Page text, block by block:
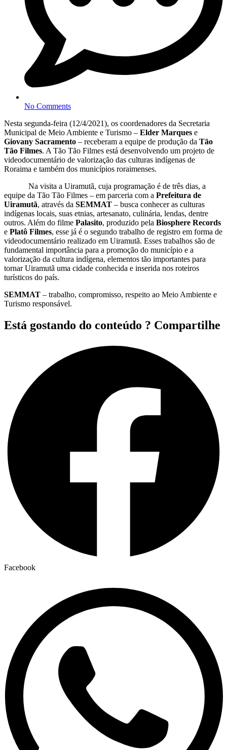
No Comments
Nesta segunda-feira (12/4/2021), os coordenadores da Secretaria
Municipal de Meio Ambiente e Turismo – Elder Marques e
Giovany Sacramento – receberam a equipe de produção da Tão
Tão Filmes. A Tão Tão Filmes está desenvolvendo um projeto de
videodocumentário de valorização das culturas indígenas de
Roraima e também dos municípios roraimenses.
Na visita a Uiramutã, cuja programação é de três dias, a
equipe da Tão Tão Filmes – em parceria com a Prefeitura de
Uiramutã, através da SEMMAT – busca conhecer as culturas
indígenas locais, suas etnias, artesanato, culinária, lendas, dentre
outros. Além do filme Palasito, produzido pela Biosphere Records
e Platô Filmes, esse já é o segundo trabalho de registro em forma de
videodocumentário realizado em Uiramutã. Esses trabalhos são de
fundamental importância para a promoção do município e a
valorização da cultura indígena, elementos tão importantes para
tornar Uiramutã uma cidade conhecida e inserida nos roteiros
turísticos do país.
SEMMAT – trabalho, compromisso, respeito ao Meio Ambiente e
Turismo responsável.
Está gostando do conteúdo ? Compartilhe
Facebook